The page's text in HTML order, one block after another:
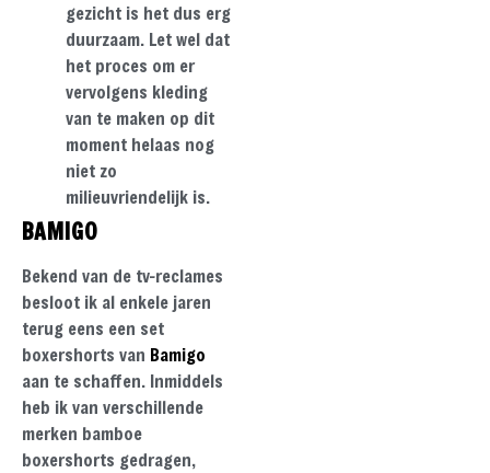
gezicht is het dus erg
duurzaam. Let wel dat
het proces om er
vervolgens kleding
van te maken op dit
moment helaas nog
niet zo
milieuvriendelijk is.
BAMIGO
Bekend van de tv-reclames
besloot ik al enkele jaren
terug eens een set
boxershorts van Bamigo
aan te schaffen. Inmiddels
heb ik van verschillende
merken bamboe
boxershorts gedragen,